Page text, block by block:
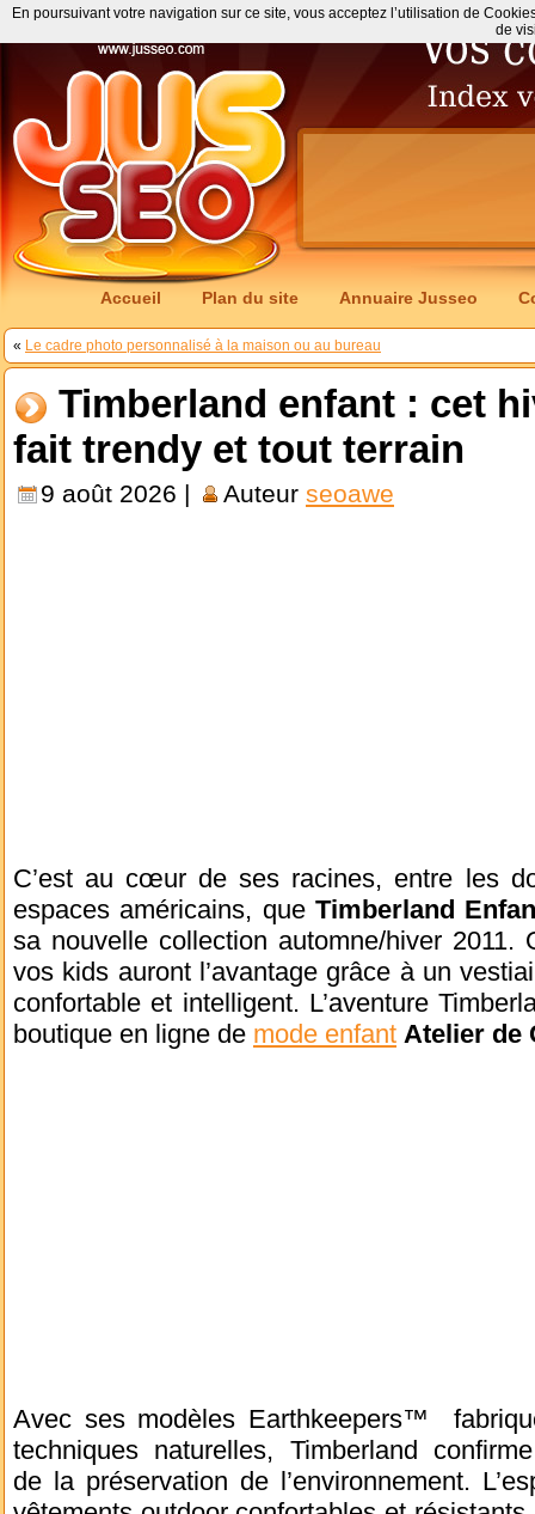
Accueil Plan du site Annuaire Jusseo
« Le cadre photo personnalisé à la maison ou au bureau
Timberland enfant : cet
fait trendy et tout terrain
9 août 2026 | Auteur seoawe
C’est au cœur de ses racines, entre les
espaces américains, que Timberland
sa nouvelle collection automne/hiver
vos kids auront l’avantage grâce à un
confortable et intelligent. L’aventure
boutique en ligne de mode enfant Atelier de
Avec ses modèles Earthkeepers™
techniques naturelles, Timberland
de la préservation de l’environnement.
En poursuivant votre navigation sur ce site, vous acceptez l’utilisation de
de